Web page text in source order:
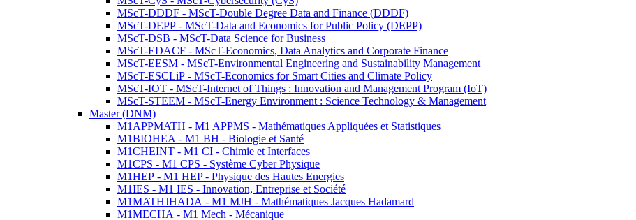
MScT-DDDF - MScT-Double Degree Data and Finance (DDDF)
MScT-DEPP - MScT-Data and Economics for Public Policy (DEPP)
MScT-DSB - MScT-Data Science for Business
MScT-EDACF - MScT-Economics, Data Analytics and Corporate Finance
MScT-EESM - MScT-Environmental Engineering and Sustainability Management
MScT-ESCLiP - MScT-Economics for Smart Cities and Climate Policy
MScT-IOT - MScT-Internet of Things : Innovation and Management Program (IoT)
MScT-STEEM - MScT-Energy Environment : Science Technology & Management
Master (DNM)
M1APPMATH - M1 APPMS - Mathématiques Appliquées et Statistiques
M1BIOHEA - M1 BH - Biologie et Santé
M1CHEINT - M1 CI - Chimie et Interfaces
M1CPS - M1 CPS - Système Cyber Physique
M1HEP - M1 HEP - Physique des Hautes Energies
M1IES - M1 IES - Innovation, Entreprise et Société
M1MATHJHADA - M1 MJH - Mathématiques Jacques Hadamard
M1MECHA - M1 Mech - Mécanique